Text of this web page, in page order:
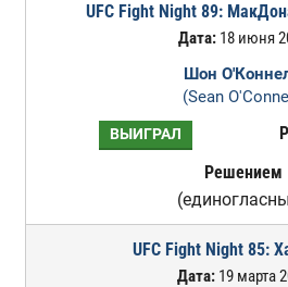
UFC Fight Night 89:
Дата:18 июня
Шон
(Sean
ВЫИГРАЛ
Решением
UFC Fight Night 85:
Дата:19 марта